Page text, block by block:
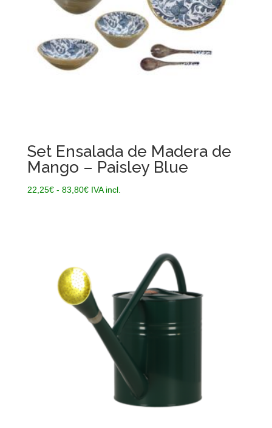
Set Ensalada de Madera de
Mango – Paisley Blue
22,25€ - 83,80€Rango
83,80€
IVA incl.